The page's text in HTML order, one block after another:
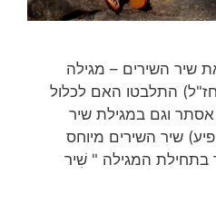
שיר השירים – מגילה
התלבטו האם לכלול
וגם במגילת שיר
שיר השירים מיוחס
המגילה " שִׁיר